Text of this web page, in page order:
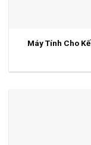
Máy Tính Cho